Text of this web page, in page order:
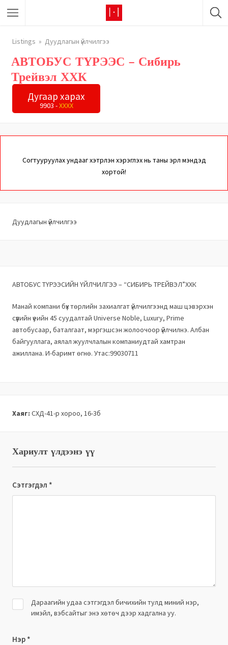
Listings Дуудлагын үйлчилгээ
АВТОБУС ТҮРЭЭС – Сибирь
Трейвэл ХХК
Дугаар харах
9903 -XXXX
Согтууруулах ундааг хэтрүүлэн хэрэглэх нь таны эрүүл мэндэд
хортой!
Дуудлагын үйлчилгээ
АВТОБУС ТҮРЭЭСИЙН ҮЙЛЧИЛГЭЭ – “СИБИРЬ ТРЕЙВЭЛ”ХХК
Манай компани бүх төрлийн захиалгат үйлчилгээнд маш цэвэрхэн
сүүлийн үеийн 45 суудалтай Universe Noble, Luxury, Prime
автобусаар, баталгаат, мэргэшсэн жолоочоор үйлчилнэ. Албан
байгууллага, аялал жуулчлалын компаниудтай хамтран
ажиллана. И-баримт өгнө. Утас:99030711
Хаяг: СХД-41-р хороо, 16-3б
Хариулт үлдээнэ үү
Сэтгэгдэл *
Нэр *
Дараагийн удаа сэтгэгдэл бичихийн тулд миний нэр,
имэйл, вэбсайтыг энэ хөтөч дээр хадгална уу.